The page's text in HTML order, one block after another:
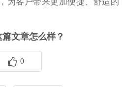
文章怎么样？
0